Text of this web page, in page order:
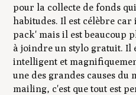
pour la collecte de fonds
habitudes. Il est célèbre
pack' mais il est beaucoup
à joindre un stylo gratuit. Il
intelligent et
une des grandes causes du
mailing, c'est que tout est